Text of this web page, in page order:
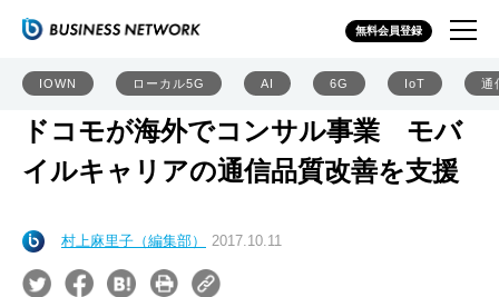
無料会員登録
IOWN ローカル5G AI 6G IoT 通
ドコモが海外でコンサル事業 モバ
イルキャリアの通信品質改善を支援
村上麻里子（編集部） 2017.10.11